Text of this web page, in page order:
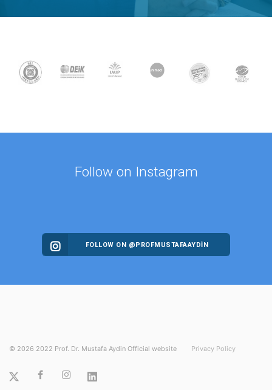
Follow on Instagram
FOLLOW ON @PROFMUSTAFAAYDIN
© 2026 2022 Prof. Dr. Mustafa Aydin Official website Privacy Policy